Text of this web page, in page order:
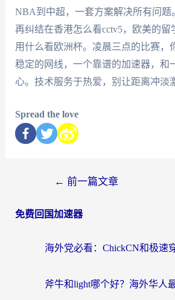
NBA到中超，一套方案解决所有问题
再纠结在香港怎么看cctv5，欧美的留
用什么看欧洲杯。凌晨三点的比赛，
稳定的网线，一个靠谱的加速器，和
心。技术服务于热爱，别让距离冲淡
Spread the love
← 前一篇文章
免费回国加速器